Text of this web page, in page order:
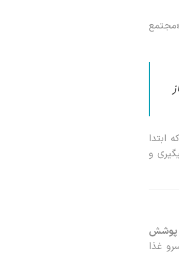
ابتدا
و
پوشش
غذا